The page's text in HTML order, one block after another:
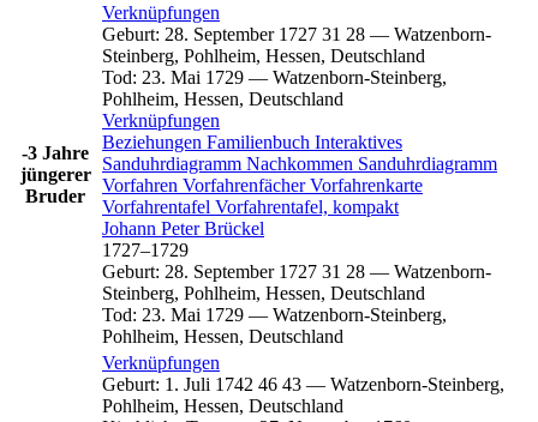
-3 Jahre
jüngerer
Bruder
Verknüpfungen
Geburt: 28. September 1727 31 28 — Watzenborn-
Steinberg, Pohlheim, Hessen, Deutschland
Tod: 23. Mai 1729 — Watzenborn-Steinberg,
Pohlheim, Hessen, Deutschland
Verknüpfungen
Beziehungen Familienbuch Interaktives
Sanduhrdiagramm Nachkommen Sanduhrdiagramm
Vorfahren VorfahrenfächerVorfahrenkarte
Vorfahrentafel Vorfahrentafel, kompakt
Johann PeterBrückel
1727–1729
Geburt: 28. September 1727 31 28 — Watzenborn-
Steinberg, Pohlheim, Hessen, Deutschland
Tod: 23. Mai 1729 — Watzenborn-Steinberg,
Pohlheim, Hessen, Deutschland
Verknüpfungen
Geburt: 1. Juli 1742 46 43 — Watzenborn-Steinberg,
Pohlheim, Hessen, Deutschland